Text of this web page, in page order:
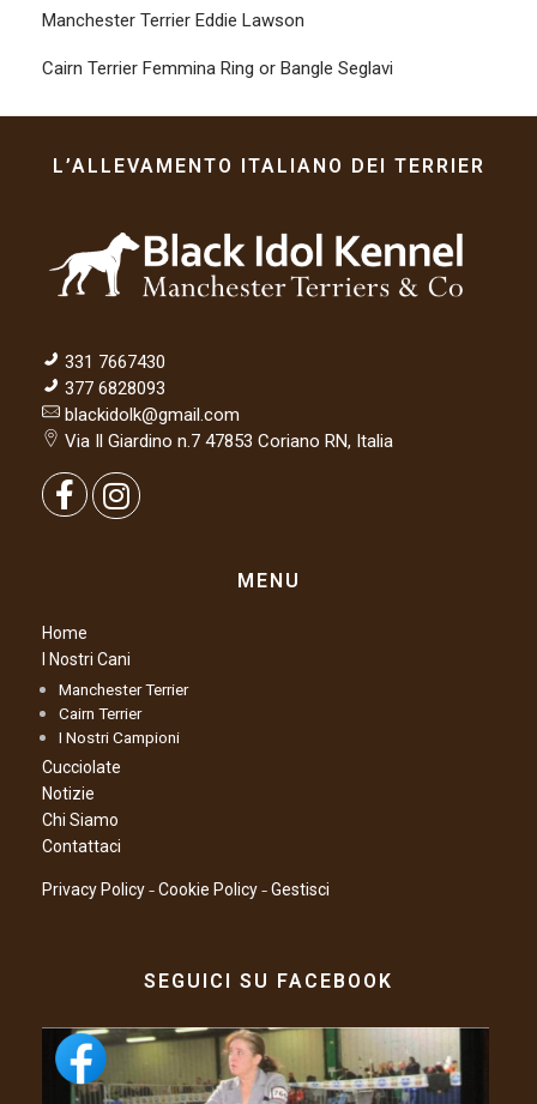
2
0
2
1
Manchester Terrier Eddie Lawson
Cairn Terrier Femmina Ring or Bangle Seglavi
L’ALLEVAMENTO ITALIANO DEI TERRIER
331 7667430
377 6828093
blackidolk@gmail.com
Via Il Giardino n.7 47853 Coriano RN, Italia
MENU
Home
I Nostri Cani
Manchester Terrier
Cairn Terrier
I Nostri Campioni
Cucciolate
Notizie
Chi Siamo
Contattaci
Privacy Policy–Cookie Policy–Gestisci
SEGUICI SU FACEBOOK